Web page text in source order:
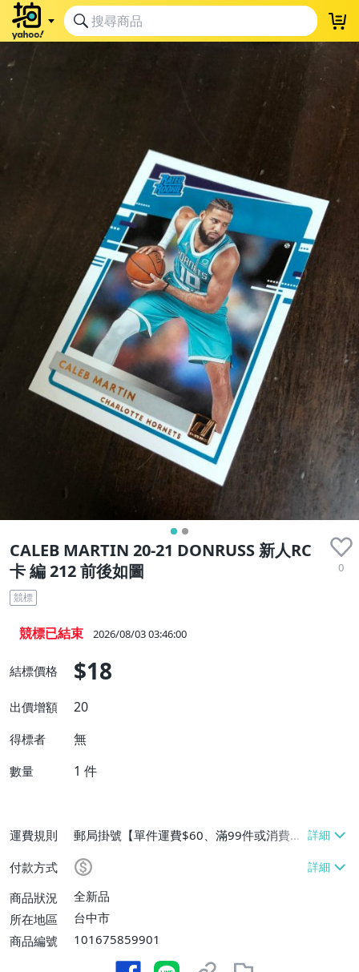
CALEB MARTIN 20-21 DONRUSS 新人RC
卡 編 212 前後如圖
0
競標
競標已結束 2026/08/03 03:46:00
結標價格 $18
出價增額 20
得標者 無
數量 1 件
運費規則
郵局掛號【單件運費$60、滿99件或消費滿
$9999免運費】
付款方式
商品狀況
全新品
所在地區
台中市
商品編號
101675859901